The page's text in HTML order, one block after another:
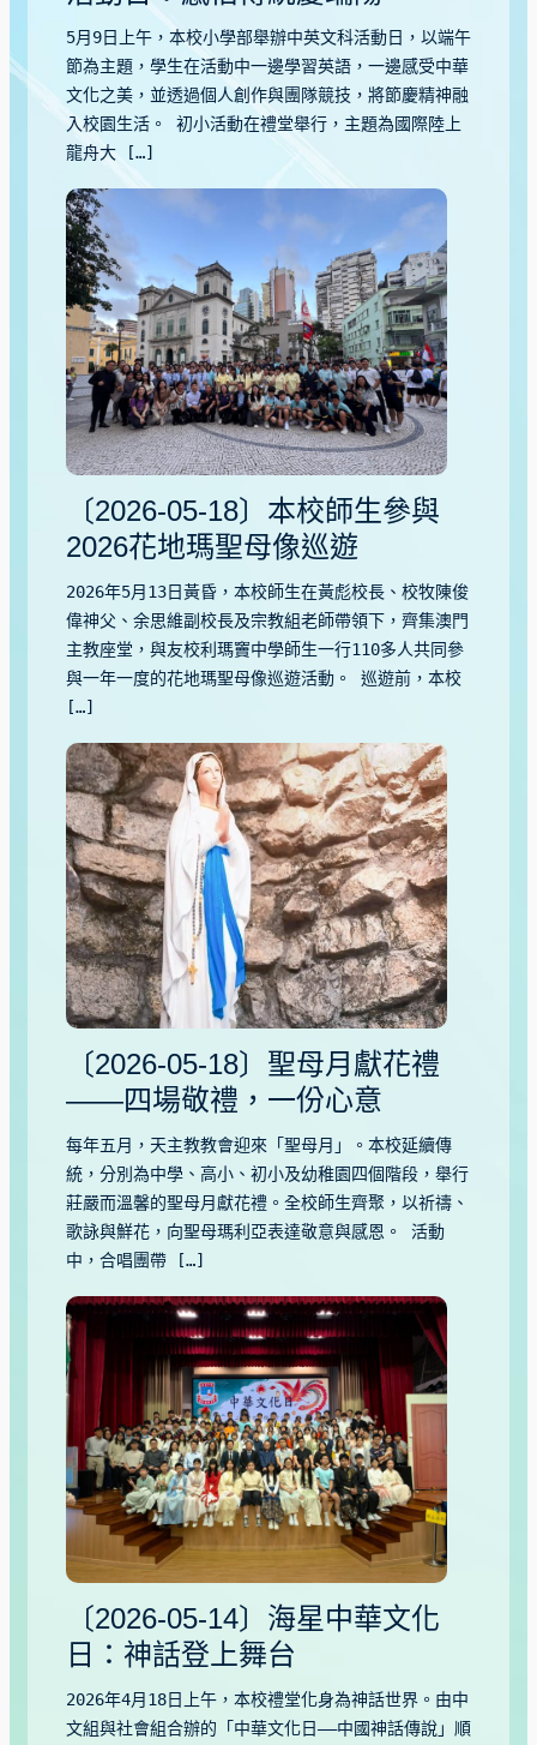
5月9日上午，本校小學部舉辦中英文科活動日，以端午
節為主題，學生在活動中一邊學習英語，一邊感受中華
文化之美，並透過個人創作與團隊競技，將節慶精神融
入校園生活。 初小活動在禮堂舉行，主題為國際陸上
龍舟大 […]
〔2026-05-18〕本校師生參與
2026花地瑪聖母像巡遊
2026年5月13日黃昏，本校師生在黃彪校長、校牧陳俊
偉神父、余思維副校長及宗教組老師帶領下，齊集澳門
主教座堂，與友校利瑪竇中學師生一行110多人共同參
與一年一度的花地瑪聖母像巡遊活動。 巡遊前，本校
[…]
〔2026-05-18〕聖母月獻花禮
——四場敬禮，一份心意
每年五月，天主教教會迎來「聖母月」。本校延續傳
統，分別為中學、高小、初小及幼稚園四個階段，舉行
莊嚴而溫馨的聖母月獻花禮。全校師生齊聚，以祈禱、
歌詠與鮮花，向聖母瑪利亞表達敬意與感恩。 活動
中，合唱團帶 […]
〔2026-05-14〕海星中華文化
日：神話登上舞台
2026年4月18日上午，本校禮堂化身為神話世界。由中
文組與社會組合辦的「中華文化日——中國神話傳說」順